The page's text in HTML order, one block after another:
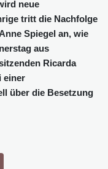
neue
tritt die Nachfolge
Spiegel an, wie
aus
Ricarda
einer
über die Besetzung